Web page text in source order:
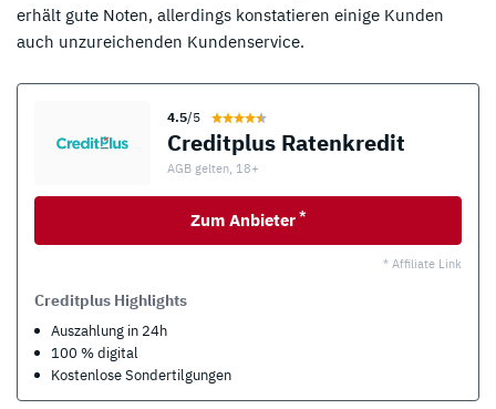
erhält gute Noten, allerdings konstatieren einige Kunden
auch unzureichenden Kundenservice.
4.5/5
Creditplus Ratenkredit
AGB gelten, 18+
Zum Anbieter *
* Affiliate Link
Creditplus Highlights
Auszahlung in 24h
100 % digital
Kostenlose Sondertilgungen